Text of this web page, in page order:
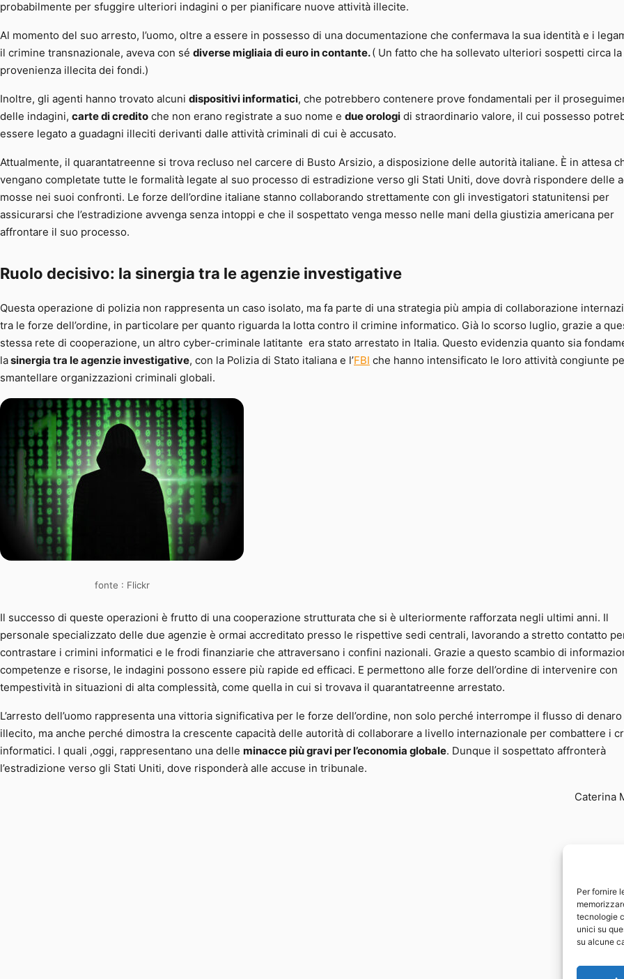
Per fornire
tecnologie
unici su
su alcune
probabilmente per sfuggire ulteriori indagini o per pianificare nuove attività illecite.
Al momento del suo arresto, l’uomo, oltre a essere in possesso di una documentazione che confermava la sua identità e i
il crimine transnazionale, aveva con sé diverse migliaia di euro in contante.( Un fatto che ha sollevato ulteriori sospetti circa la
provenienza illecita dei fondi.)
Inoltre, gli agenti hanno trovato alcuni dispositivi informatici, che potrebbero contenere prove fondamentali per il
delle indagini, carte di credito che non erano registrate a suo nome e due orologi di straordinario valore, il cui possesso
essere legato a guadagni illeciti derivanti dalle attività criminali di cui è accusato.
Attualmente, il quarantatreenne si trova recluso nel carcere di Busto Arsizio, a disposizione delle autorità italiane. È in attesa
vengano completate tutte le formalità legate al suo processo di estradizione verso gli Stati Uniti, dove dovrà rispondere delle
mosse nei suoi confronti. Le forze dell’ordine italiane stanno collaborando strettamente con gli investigatori statunitensi per
assicurarsi che l’estradizione avvenga senza intoppi e che il sospettato venga messo nelle mani della giustizia americana per
affrontare il suo processo.
Ruolo decisivo: la sinergia tra le agenzie investigative
Questa operazione di polizia non rappresenta un caso isolato, ma fa parte di una strategia più ampia di collaborazione
tra le forze dell’ordine, in particolare per quanto riguarda la lotta contro il crimine informatico. Già lo scorso luglio, grazie a
stessa rete di cooperazione, un altro cyber-criminale latitante era stato arrestato in Italia. Questo evidenzia quanto sia
lasinergia tra le agenzie investigative, con la Polizia di Stato italiana e l’FBI che hanno intensificato le loro attività congiunte
smantellare organizzazioni criminali globali.
fonte : Flickr
Il successo di queste operazioni è frutto di una cooperazione strutturata che si è ulteriormente rafforzata negli ultimi anni. Il
personale specializzato delle due agenzie è ormai accreditato presso le rispettive sedi centrali, lavorando a stretto contatto
contrastare i crimini informatici e le frodi finanziarie che attraversano i confini nazionali. Grazie a questo scambio di
competenze e risorse, le indagini possono essere più rapide ed efficaci. E permettono alle forze dell’ordine di intervenire con
tempestività in situazioni di alta complessità, come quella in cui si trovava il quarantatreenne arrestato.
L’arresto dell’uomo rappresenta una vittoria significativa per le forze dell’ordine, non solo perché interrompe il flusso di denaro
illecito, ma anche perché dimostra la crescente capacità delle autorità di collaborare a livello internazionale per combattere i
informatici. I quali ,oggi, rappresentano una delle minacce più gravi per l’economia globale. Dunque il sospettato affronterà
l’estradizione verso gli Stati Uniti, dove risponderà alle accuse in tribunale.
Caterina